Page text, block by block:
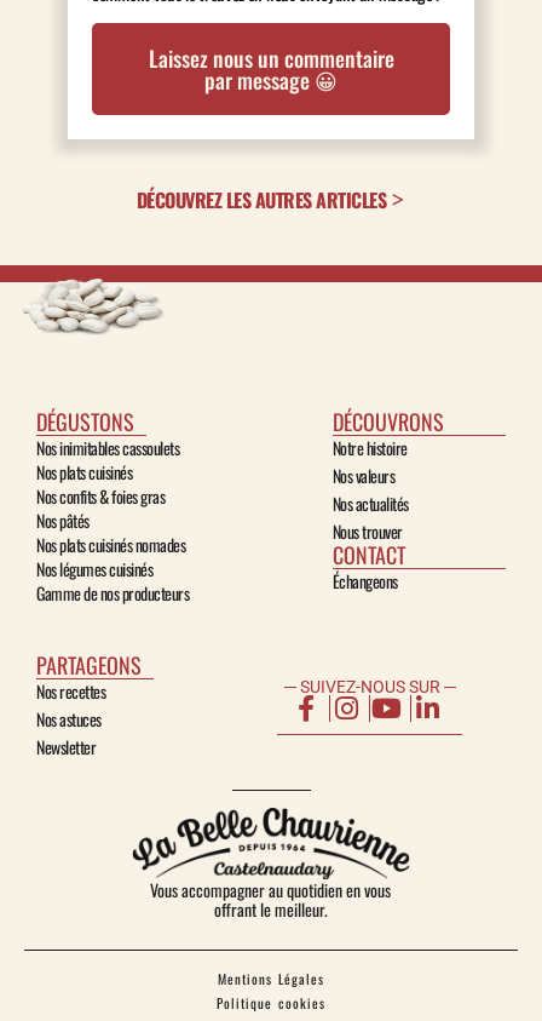
Laissez nous un commentaire
par message 😀
DÉCOUVREZ LES AUTRES ARTICLES
DÉGUSTONS
Nos inimitables cassoulets
Nos plats cuisinés
Nos confits & foies gras
Nos pâtés
Nos plats cuisinés nomades
Nos légumes cuisinés
Gamme de nos producteurs
DÉCOUVRONS
Notre histoire
Nos valeurs
Nos actualités
Nous trouver
CONTACT
Échangeons
PARTAGEONS
Nos recettes
Nos astuces
Newsletter
─ SUIVEZ-NOUS SUR ─
Vous accompagner au quotidien en vous
offrant le meilleur.
Mentions Légales
Politique cookies